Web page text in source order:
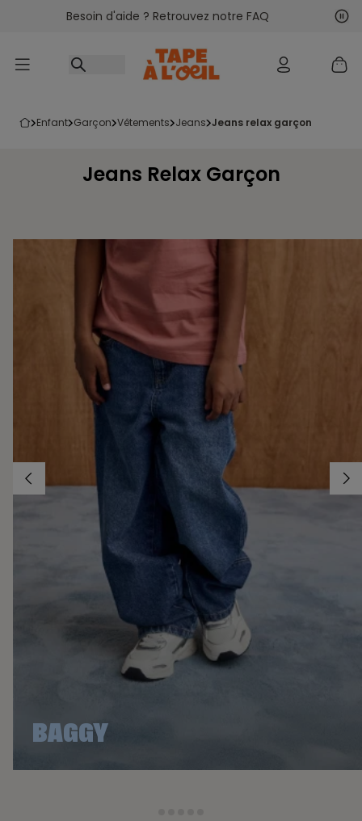
Accéder au contenu
Besoin d'aide ? Retrouvez notre FAQ
enfant garçon vêtements jeans jeans relax garçon
Jeans Relax Garçon
BAGGY